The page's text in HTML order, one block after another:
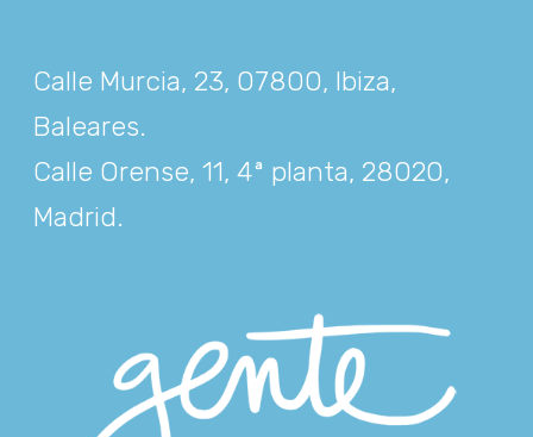
Calle Murcia, 23, 07800, Ibiza,
Baleares.
Calle Orense, 11, 4ª planta, 28020,
Madrid.